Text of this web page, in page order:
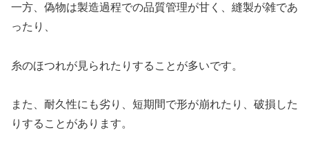
一方、偽物は製造過程での品質管理が甘く、縫製が雑であ
ったり、
糸のほつれが見られたりすることが多いです。
また、耐久性にも劣り、短期間で形が崩れたり、破損した
りすることがあります。